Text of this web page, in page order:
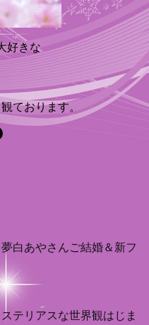
好きな
ております。
白あやさんご結婚＆新フ
テリアスな世界観はじま